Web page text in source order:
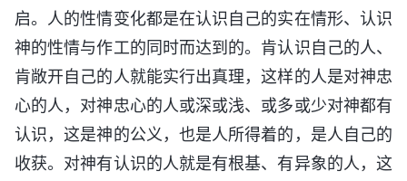
启。人的性情变化都是在认识自己的实在情形、认识
神的性情与作工的同时而达到的。肯认识自己的人、
肯敞开自己的人就能实行出真理，这样的人是对神忠
心的人，对神忠心的人或深或浅、或多或少对神都有
认识，这是神的公义，也是人所得着的，是人自己的
收获。对神有认识的人就是有根基、有异象的人，这